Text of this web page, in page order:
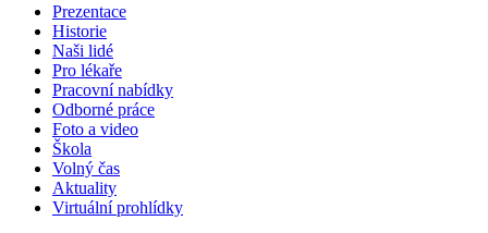
Prezentace
Historie
Naši lidé
Pro lékaře
Pracovní nabídky
Odborné práce
Foto a video
Škola
Volný čas
Aktuality
Virtuální prohlídky